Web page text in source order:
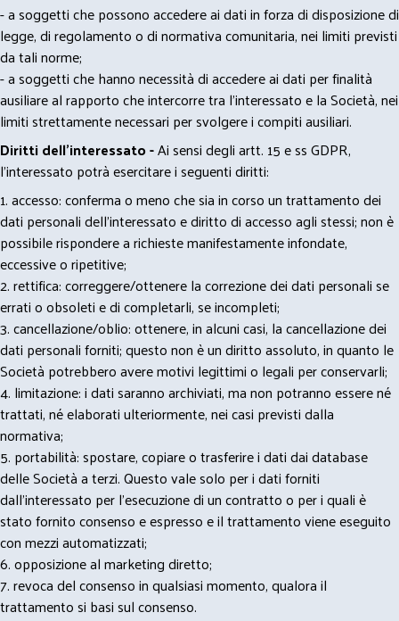
- a soggetti che possono accedere ai dati in forza di disposizione di
legge, di regolamento o di normativa comunitaria, nei limiti previsti
da tali norme;
- a soggetti che hanno necessità di accedere ai dati per finalità
ausiliare al rapporto che intercorre tra l’interessato e la Società, nei
limiti strettamente necessari per svolgere i compiti ausiliari.
Diritti dell’interessato -Ai sensi degli artt. 15 e ss GDPR,
l’interessato potrà esercitare i seguenti diritti:
1. accesso: conferma o meno che sia in corso un trattamento dei
dati personali dell’interessato e diritto di accesso agli stessi; non è
possibile rispondere a richieste manifestamente infondate,
eccessive o ripetitive;
2. rettifica: correggere/ottenere la correzione dei dati personali se
errati o obsoleti e di completarli, se incompleti;
3. cancellazione/oblio: ottenere, in alcuni casi, la cancellazione dei
dati personali forniti; questo non è un diritto assoluto, in quanto le
Società potrebbero avere motivi legittimi o legali per conservarli;
4. limitazione: i dati saranno archiviati, ma non potranno essere né
trattati, né elaborati ulteriormente, nei casi previsti dalla
normativa;
5. portabilità: spostare, copiare o trasferire i dati dai database
delle Società a terzi. Questo vale solo per i dati forniti
dall’interessato per l’esecuzione di un contratto o per i quali è
stato fornito consenso e espresso e il trattamento viene eseguito
con mezzi automatizzati;
6. opposizione al marketing diretto;
7. revoca del consenso in qualsiasi momento, qualora il
trattamento si basi sul consenso.